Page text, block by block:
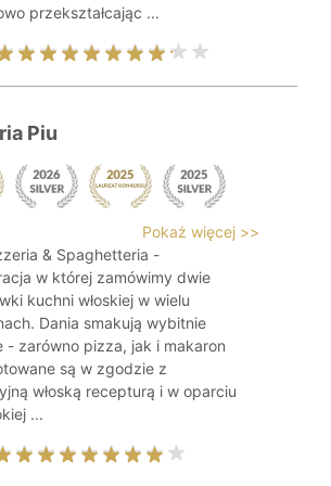
przekształcając ...
Piu
Pokaż więcej >>
& Spaghetteria -
w której zamówimy dwie
kuchni włoskiej w wielu
Dania smakują wybitnie
- zarówno pizza, jak i makaron
są w zgodzie z
włoską recepturą i w oparciu
...